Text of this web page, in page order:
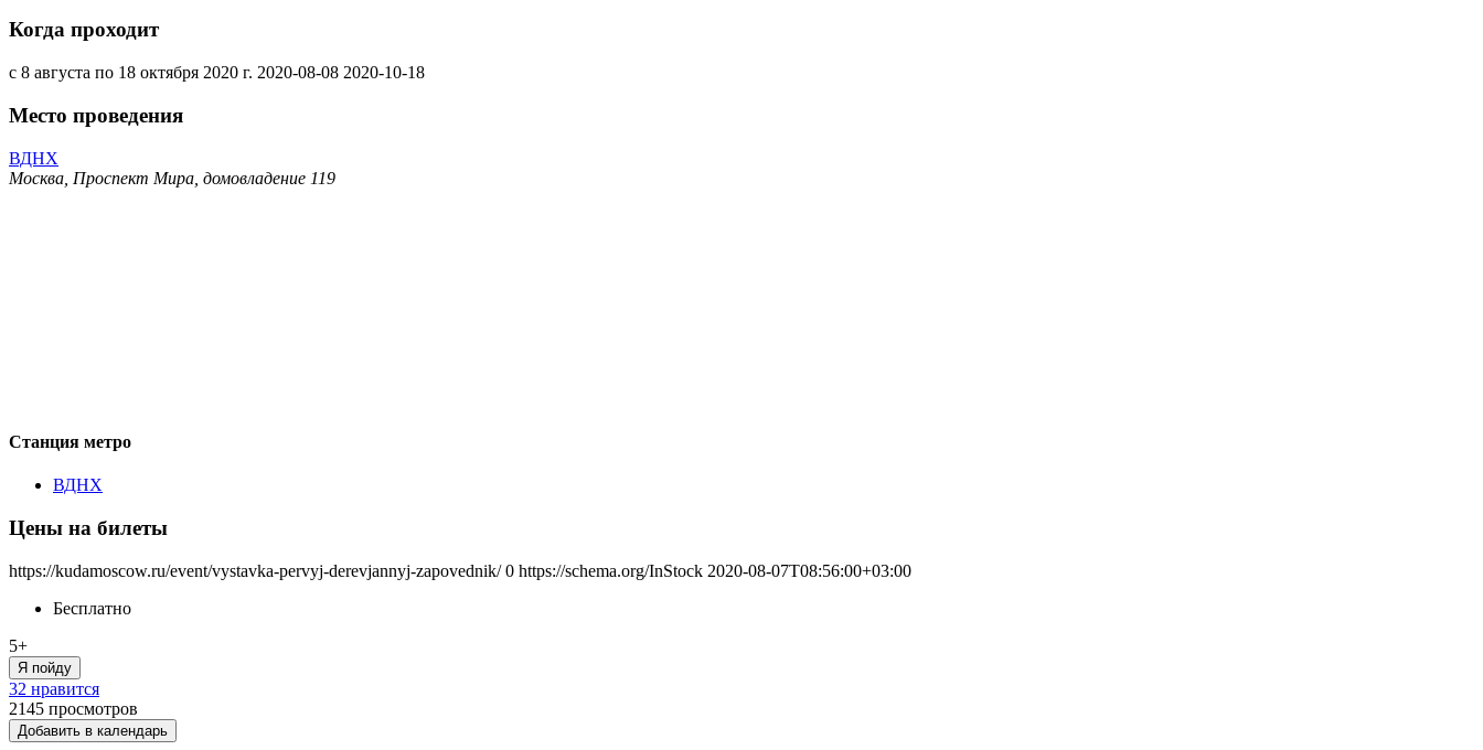
Когда проходит
с 8 августа по 18 октября 2020 г. 2020-08-08 2020-10-18
Место проведения
ВДНХ
Москва, Проспект Мира, домовладение 119
Станция метро
ВДНХ
Цены на билеты
https://kudamoscow.ru/event/vystavka-pervyj-derevjannyj-zapovednik/ 0 https://schema.org/InStock 2020-08-07T08:56:00+03:00
Бесплатно
5+
Я пойду
32 нравится
2145 просмотров
Добавить в календарь